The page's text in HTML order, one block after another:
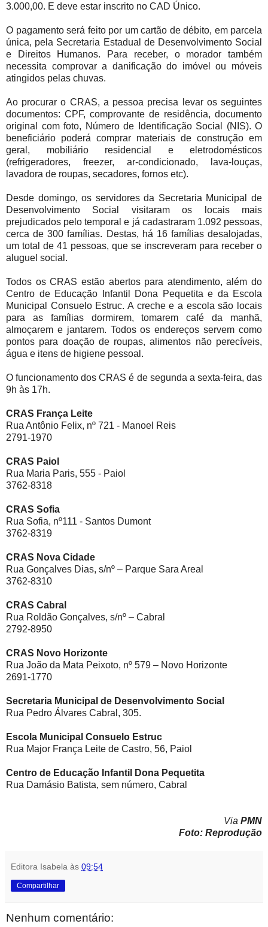
3.000,00. E deve estar inscrito no CAD Único.
O pagamento será feito por um cartão de débito, em parcela
única, pela Secretaria Estadual de Desenvolvimento Social
e Direitos Humanos. Para receber, o morador também
necessita comprovar a danificação do imóvel ou móveis
atingidos pelas chuvas.
Ao procurar o CRAS, a pessoa precisa levar os seguintes
documentos: CPF, comprovante de residência, documento
original com foto, Número de Identificação Social (NIS). O
beneficiário poderá comprar materiais de construção em
geral, mobiliário residencial e eletrodomésticos
(refrigeradores, freezer, ar-condicionado, lava-louças,
lavadora de roupas, secadores, fornos etc).
Desde domingo, os servidores da Secretaria Municipal de
Desenvolvimento Social visitaram os locais mais
prejudicados pelo temporal e já cadastraram 1.092 pessoas,
cerca de 300 famílias. Destas, há 16 famílias desalojadas,
um total de 41 pessoas, que se inscreveram para receber o
aluguel social.
Todos os CRAS estão abertos para atendimento, além do
Centro de Educação Infantil Dona Pequetita e da Escola
Municipal Consuelo Estruc. A creche e a escola são locais
para as famílias dormirem, tomarem café da manhã,
almoçarem e jantarem. Todos os endereços servem como
pontos para doação de roupas, alimentos não perecíveis,
água e itens de higiene pessoal.
O funcionamento dos CRAS é de segunda a sexta-feira, das
9h às 17h.
CRAS França Leite
Rua Antônio Felix, nº 721 - Manoel Reis
2791-1970
CRAS Paiol
Rua Maria Paris, 555 - Paiol
3762-8318
CRAS Sofia
Rua Sofia, nº111 - Santos Dumont
3762-8319
CRAS Nova Cidade
Rua Gonçalves Dias, s/nº – Parque Sara Areal
3762-8310
CRAS Cabral
Rua Roldão Gonçalves, s/nº – Cabral
2792-8950
CRAS Novo Horizonte
Rua João da Mata Peixoto, nº 579 – Novo Horizonte
2691-1770
Secretaria Municipal de Desenvolvimento Social
Rua Pedro Álvares Cabral, 305.
Escola Municipal Consuelo Estruc
Rua Major França Leite de Castro, 56, Paiol
Centro de Educação Infantil Dona Pequetita
Rua Damásio Batista, sem número, Cabral
Via PMN
Foto: Reprodução
Editora Isabela às 09:54
Compartilhar
Nenhum comentário: